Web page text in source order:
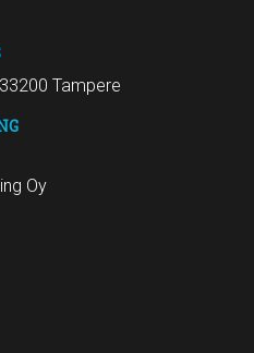
Tampere
Oy